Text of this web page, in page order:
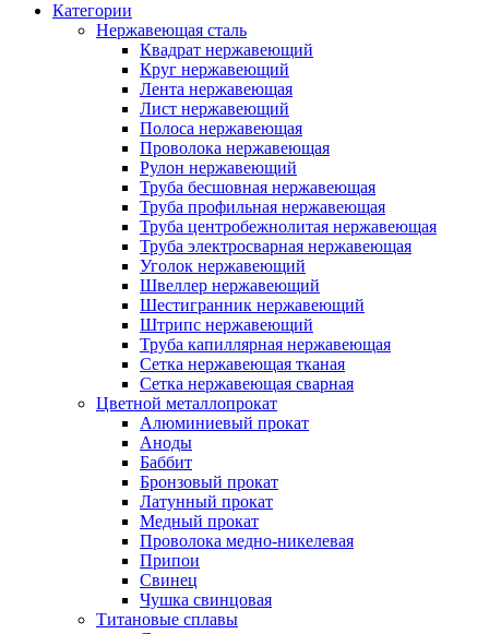
Категории
Нержавеющая сталь
Квадрат нержавеющий
Круг нержавеющий
Лента нержавеющая
Лист нержавеющий
Полоса нержавеющая
Проволока нержавеющая
Рулон нержавеющий
Труба бесшовная нержавеющая
Труба профильная нержавеющая
Труба центробежнолитая нержавеющая
Труба электросварная нержавеющая
Уголок нержавеющий
Швеллер нержавеющий
Шестигранник нержавеющий
Штрипс нержавеющий
Труба капиллярная нержавеющая
Сетка нержавеющая тканая
Сетка нержавеющая сварная
Цветной металлопрокат
Алюминиевый прокат
Аноды
Баббит
Бронзовый прокат
Латунный прокат
Медный прокат
Проволока медно-никелевая
Припои
Свинец
Чушка свинцовая
Титановые сплавы